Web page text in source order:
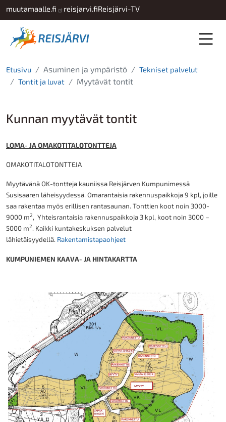
Hyppää pääsisältöön
muutamaalle.fi reisjarvi.fiReisjärvi-TV
Etusivu Asuminen ja ympäristö
Tekniset palvelut
Tontit ja luvat
Myytävät tontit
Kunnan myytävät tontit
LOMA- JA OMAKOTITALOTONTTEJA
OMAKOTITALOTONTTEJA
Myytävänä OK-tontteja kauniissa Reisjärven Kumpunimessä
Susisaaren läheisyydessä. Omarantaisia rakennuspaikkoja 9 kpl, joille
saa rakentaa myös erillisen rantasaunan. Tonttien koot noin 3000-
9000 m2, Yhteisrantaisia rakennuspaikkoja 3 kpl, koot noin 3000 –
5000 m2. Kaikki kuntakeskuksen palvelut
lähietäisyydellä. Rakentamistapaohjeet
KUMPUNIEMEN KAAVA- JA HINTAKARTTA